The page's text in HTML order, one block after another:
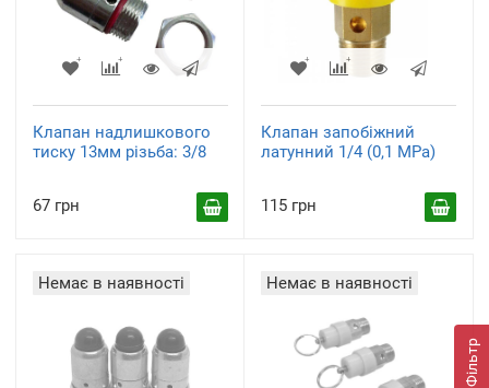
Фільтр
Клапан надлишкового
тиску 13мм різьба: 3/8
67 грн
Клапан запобіжний
латунний 1/4 (0,1 МРа)
115 грн
Немає в наявності Немає в наявності